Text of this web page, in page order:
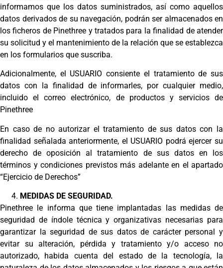
informamos que los datos suministrados, así como aquellos
datos derivados de su navegación, podrán ser almacenados en
los ficheros de Pinethree y tratados para la finalidad de atender
su solicitud y el mantenimiento de la relación que se establezca
en los formularios que suscriba.
Adicionalmente, el USUARIO consiente el tratamiento de sus
datos con la finalidad de informarles, por cualquier medio,
incluido el correo electrónico, de productos y servicios de
Pinethree
En caso de no autorizar el tratamiento de sus datos con la
finalidad señalada anteriormente, el USUARIO podrá ejercer su
derecho de oposición al tratamiento de sus datos en los
términos y condiciones previstos más adelante en el apartado
“Ejercicio de Derechos”
MEDIDAS DE SEGURIDAD.
Pinethree le informa que tiene implantadas las medidas de
seguridad de índole técnica y organizativas necesarias para
garantizar la seguridad de sus datos de carácter personal y
evitar su alteración, pérdida y tratamiento y/o acceso no
autorizado, habida cuenta del estado de la tecnología, la